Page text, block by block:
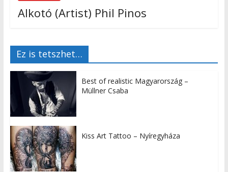
Alkotó (Artist) Phil Pinos
Ez is tetszhet…
Best of realistic Magyarország –
Müllner Csaba
Kiss Art Tattoo – Nyíregyháza